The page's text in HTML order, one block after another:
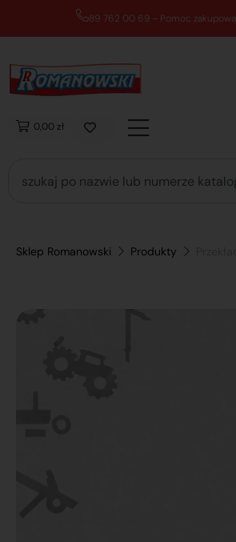
89 762 00 69 - Pomoc zakupowa
0,00 zł
Sklep Romanowski Produkty